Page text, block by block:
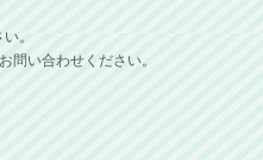
。
問い合わせください。